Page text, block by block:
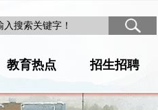
教育热点 招生招聘